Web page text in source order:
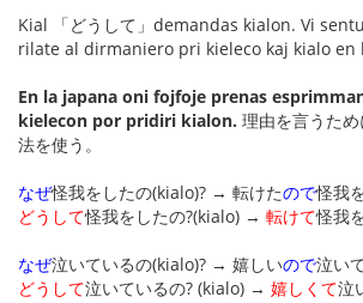
Kial 「どうして」demandas kialon. Vi
rilate al dirmaniero pri kieleco kaj kialo en
En la japana oni fojfoje prenas
kielecon por pridiri kialon. 理由を言うた
法を使う。
なぜ怪我をしたの(kialo)? → 転けたので怪我
どうして怪我をしたの?(kialo) → 転けて怪我
なぜ泣いているの(kialo)? → 嬉しいので泣い
どうして泣いているの? (kialo) → 嬉しくて泣